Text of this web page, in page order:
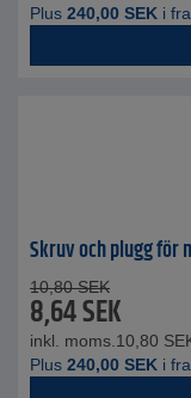
Plus 240,00 SEK i
Skruv och plugg för
10,80 SEK
8,64SEK
inkl. moms. 10,80
Plus 240,00 SEK i